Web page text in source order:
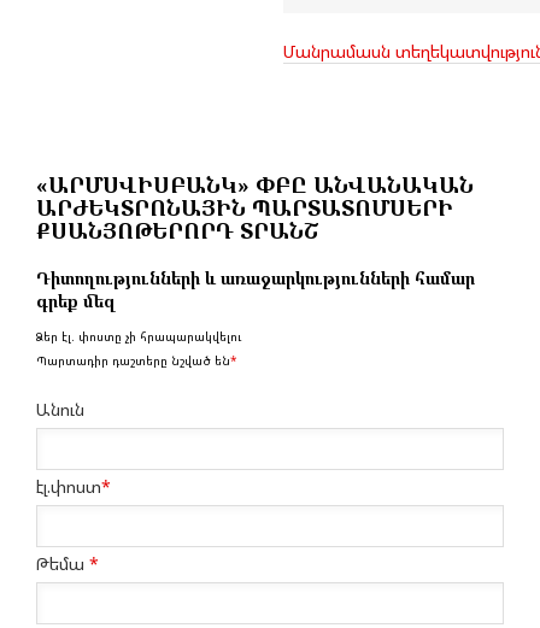
Մանրամասն
«ԱՐՄՍՎԻՍԲԱՆԿ» ՓԲԸ ԱՆՎԱՆԱԿԱՆ
ԱՐԺԵԿՏՐՈՆԱՅԻՆ ՊԱՐՏԱՏՈՄՍԵՐԻ
ՔՍԱՆՅՈԹԵՐՈՐԴ ՏՐԱՆՇ
Դիտողությունների և առաջարկությունների համար
գրեք մեզ
Ձեր էլ. փոստը չի հրապարակվելու
Պարտադիր դաշտերը նշված են*
Անուն
էլ.փոստ*
Թեմա *